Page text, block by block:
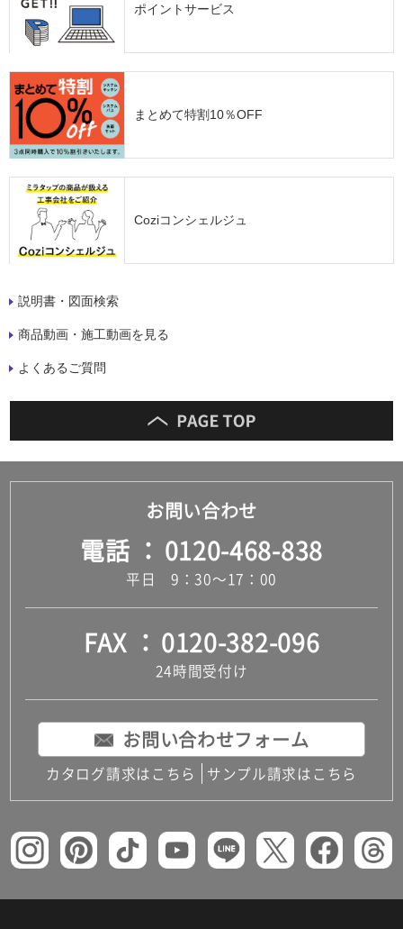
ポイントサービス
まとめて特割10％OFF
Coziコンシェルジュ
説明書・図面検索
商品動画・施工動画を見る
よくあるご質問
お問い合わせ
電話 0120-468-838
平日 9：30～17：00
FAX 0120-382-096
24時間受付け
お問い合わせフォーム
カタログ請求はこちら サンプル請求はこちら